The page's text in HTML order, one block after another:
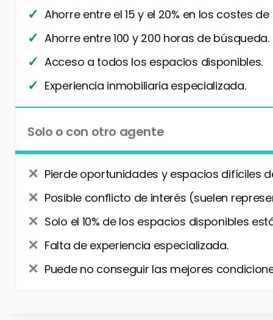
Ahorre entre el 15 y el 20% en los costes
Ahorre entre 100 y 200 horas de búsqueda.
Acceso a todos los espacios disponibles.
Experiencia inmobiliaria especializada.
Solo o con otro agente
Pierde oportunidades y espacios difíciles
Posible conflicto de interés (suelen
Solo el 10% de los espacios disponibles
Falta de experiencia especializada.
Puede no conseguir las mejores